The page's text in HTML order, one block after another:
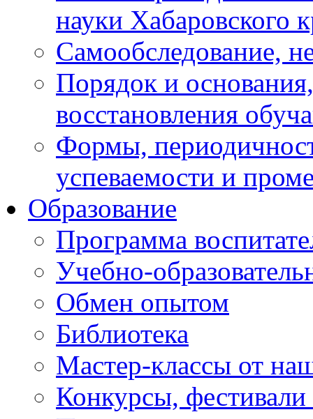
науки Хабаровского
Самообследование,
Порядок и
восстановления
Формы,
успеваемости и
Образование
Программа
Учебно-
Обмен опытом
Библиотека
Мастер-классы от
Конкурсы,